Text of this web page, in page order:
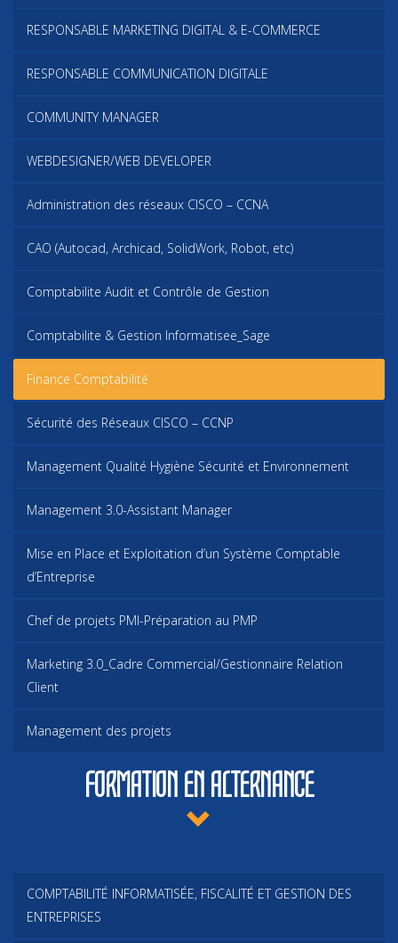
RESPONSABLE MARKETING DIGITAL & E-COMMERCE
RESPONSABLE COMMUNICATION DIGITALE
COMMUNITY MANAGER
WEBDESIGNER/WEB DEVELOPER
Administration des réseaux CISCO – CCNA
CAO (Autocad, Archicad, SolidWork, Robot, etc)
Comptabilite Audit et Contrôle de Gestion
Comptabilite & Gestion Informatisee_Sage
Finance Comptabilité
Sécurité des Réseaux CISCO – CCNP
Management Qualité Hygiène Sécurité et Environnement
Management 3.0-Assistant Manager
Mise en Place et Exploitation d’un Système Comptable
d’Entreprise
Chef de projets PMI-Préparation au PMP
Marketing 3.0_Cadre Commercial/Gestionnaire Relation
Client
Management des projets
FORMATION EN ALTERNANCE
COMPTABILITÉ INFORMATISÉE, FISCALITÉ ET GESTION DES
ENTREPRISES